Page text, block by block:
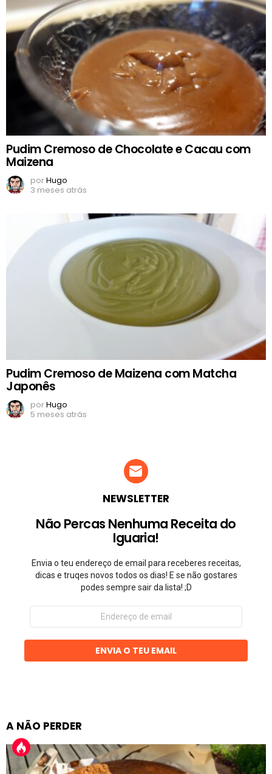
Pudim Cremoso de Chocolate e Cacau com
Maizena
porHugo
3 meses atrás
Pudim Cremoso de Maizena com Matcha
Japonês
porHugo
5 meses atrás
NEWSLETTER
Não Percas Nenhuma Receita do
Iguaria!
Envia o teu endereço de email para receberes receitas,
dicas e truqes novos todos os dias! E se não gostares
podes sempre sair da lista! ;D
Endereço
email
ENVIA O TEU EMAIL
A NÃO PERDER